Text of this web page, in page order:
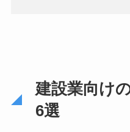
建設業向け
6選